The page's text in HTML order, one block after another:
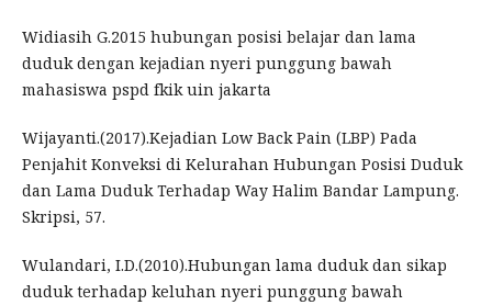
Widiasih G.2015 hubungan posisi belajar dan lama
duduk dengan kejadian nyeri punggung bawah
mahasiswa pspd fkik uin jakarta
Wijayanti.(2017).Kejadian Low Back Pain (LBP) Pada
Penjahit Konveksi di Kelurahan Hubungan Posisi Duduk
dan Lama Duduk Terhadap Way Halim Bandar Lampung.
Skripsi, 57.
Wulandari, I.D.(2010).Hubungan lama duduk dan sikap
duduk terhadap keluhan nyeri punggung bawah